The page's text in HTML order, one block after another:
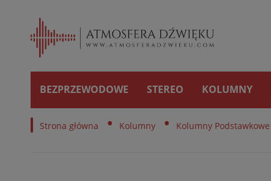
BEZPRZEWODOWE STEREO KOLUMNY
Strona główna • Kolumny • Kolumny Podstawkowe